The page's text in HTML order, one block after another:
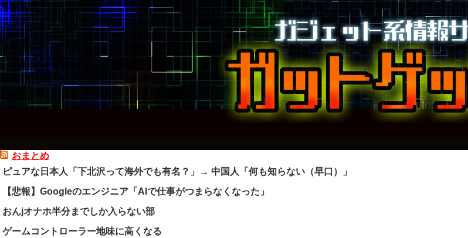
おまとめ
ピュアな日本人「下北沢って海外でも有名？」→ 中国人「何も知らない（早口）」
【悲報】Googleのエンジニア「AIで仕事がつまらなくなった」
おんjオナホ半分までしか入らない部
ゲームコントローラー地味に高くなる